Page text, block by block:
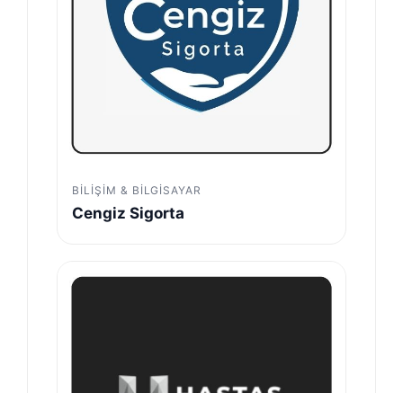
BILIŞIM & BILGISAYAR
Cengiz Sigorta